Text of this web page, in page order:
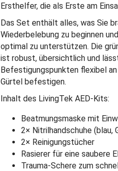
Ersthelfer, die als Erste am
Das Set enthält alles, was Sie
Wiederbelebung zu beginnen
optimal zu unterstützen. Die
ist robust, übersichtlich und
Befestigungspunkten flexibel
Gürtel befestigen.
Inhalt des LivingTek AED-Kits:
Beatmungsmaske mit
2× Nitrilhandschuhe (blau,
2× Reinigungstücher
Rasierer für eine saubere
Trauma-Schere zum